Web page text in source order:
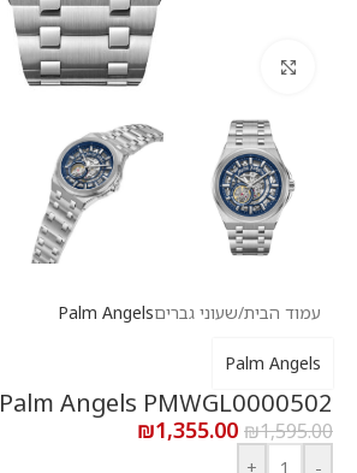
עמוד הבית/שעוני גבריםPalm Angels
Palm Angels PMWGL0000502 שעון יד לגבר
Palm Angels
₪1,595.00
₪1,355.00
-
+